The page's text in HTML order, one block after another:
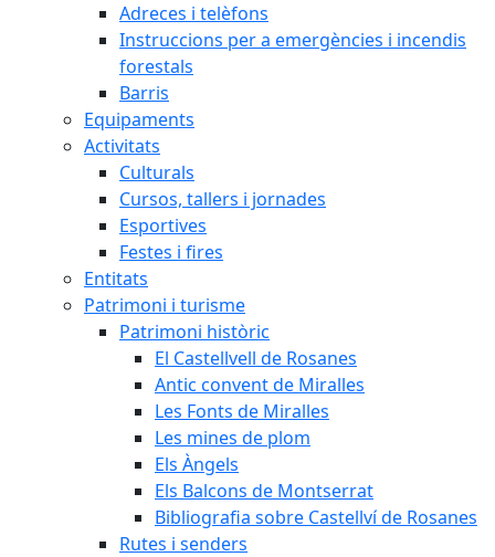
Adreces i telèfons
Instruccions per a emergències i incendis
forestals
Barris
Equipaments
Activitats
Culturals
Cursos, tallers i jornades
Esportives
Festes i fires
Entitats
Patrimoni i turisme
Patrimoni històric
El Castellvell de Rosanes
Antic convent de Miralles
Les Fonts de Miralles
Les mines de plom
Els Àngels
Els Balcons de Montserrat
Bibliografia sobre Castellví de Rosanes
Rutes i senders